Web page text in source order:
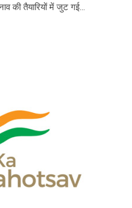
की तैयारियों में जुट गई...